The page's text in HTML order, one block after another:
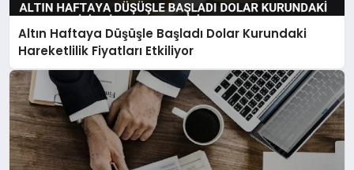
Altın Haftaya Düşüşle Başladı Dolar Kurundaki
Hareketlilik Fiyatları Etkiliyor